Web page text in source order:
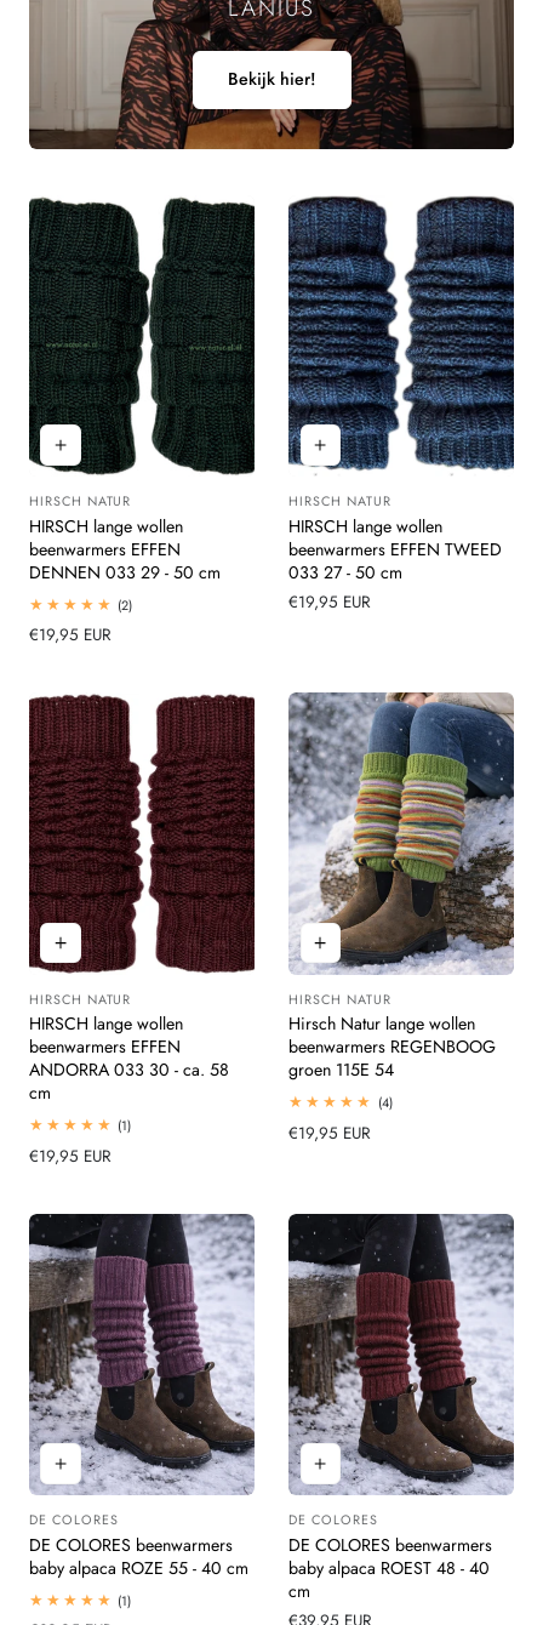
LANIUS
Bekijk hier!
Leverancier:
HIRSCH NATUR
HIRSCH lange wollen
beenwarmers EFFEN
DENNEN 033 29 - 50 cm
(2)2
Normale
€19,95 EUR
Leverancier:
HIRSCH NATUR
HIRSCH lange wollen
beenwarmers EFFEN TWEED
033 27 - 50 cm
Normale
€19,95 EUR
Leverancier:
HIRSCH NATUR
HIRSCH lange wollen
beenwarmers EFFEN
ANDORRA 033 30 - ca. 58
cm
(1)1
Normale
€19,95 EUR
Leverancier:
HIRSCH NATUR
Hirsch Natur lange wollen
beenwarmers REGENBOOG
groen 115E 54
(4)4
Normale
€19,95 EUR
Leverancier:
DE COLORES
DE COLORES beenwarmers
baby alpaca ROZE 55 - 40 cm
(1)1
Leverancier:
DE COLORES
DE COLORES beenwarmers
baby alpaca ROEST 48 - 40
cm
Normale
€39,95 EUR